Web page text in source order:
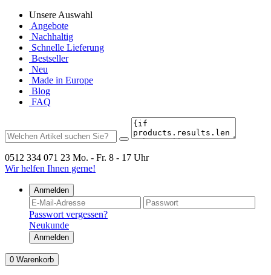
Unsere Auswahl
Angebote
Nachhaltig
Schnelle Lieferung
Bestseller
Neu
Made in Europe
Blog
FAQ
0512 334 071 23 Mo. - Fr. 8 - 17 Uhr
Wir helfen Ihnen gerne!
Anmelden
Passwort vergessen?
Neukunde
Anmelden
0 Warenkorb